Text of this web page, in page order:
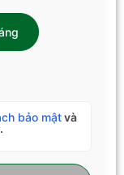
bảo mậtvà